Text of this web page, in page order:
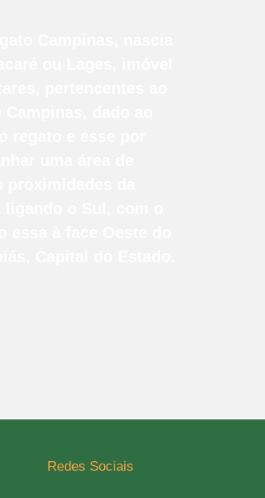
Redes Sociais